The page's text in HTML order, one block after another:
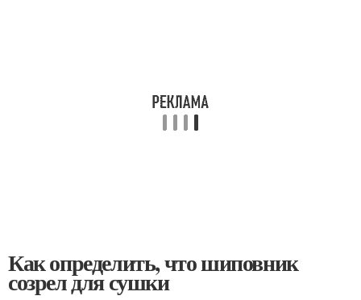
Как определить, что шиповник
созрел для сушки